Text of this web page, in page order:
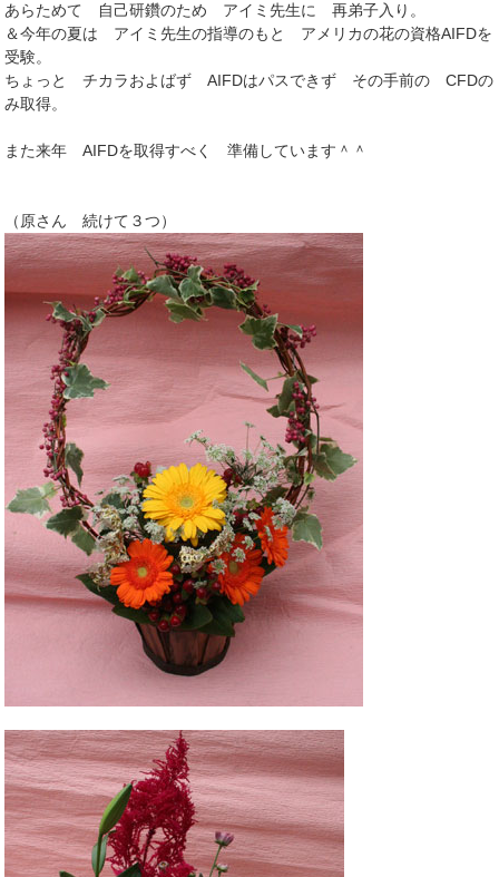
あらためて 自己研鑽のため アイミ先生に 再弟子入り。
＆今年の夏は アイミ先生の指導のもと アメリカの花の資格AIFDを
受験。
ちょっと チカラおよばず AIFDはパスできず その手前の CFDの
み取得。
また来年 AIFDを取得すべく 準備しています＾＾
（原さん 続けて３つ）